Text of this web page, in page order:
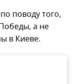
поводу того,
а не
в Киеве.